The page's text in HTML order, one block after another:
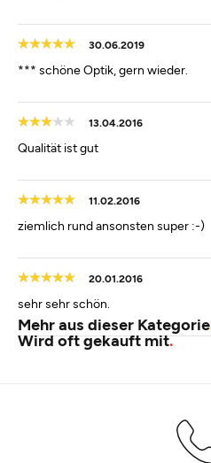
30.06.2019
*** schöne Optik, gern wieder.
13.04.2016
Qualität ist gut
11.02.2016
ziemlich rund ansonsten super :-)
20.01.2016
sehr sehr schön.
Mehr aus dieser Kategorie
Wird oft gekauft mit